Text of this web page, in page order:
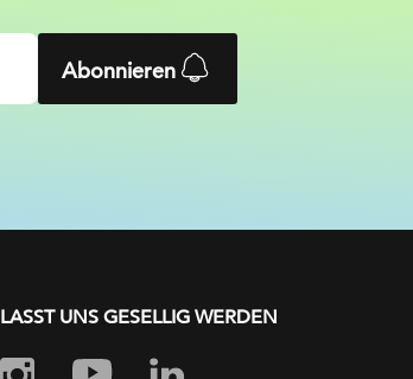
Abonnieren
LASST UNS GESELLIG WERDEN